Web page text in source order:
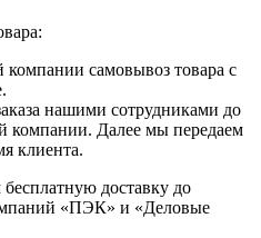
компании самовывоз товара с
нашими сотрудниками до
компании. Далее мы передаем
клиента.
доставку до
«ПЭК» и «Деловые